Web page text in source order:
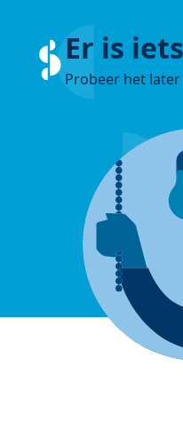
Er is
Probeer het